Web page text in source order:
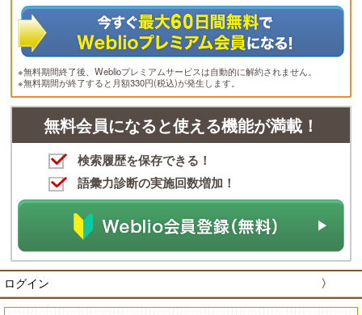
※無料期間終了後、Weblioプレミアムサービスは自動的に解約されません。
※無料期間が終了すると月額330円(税込)が発生します。
無料会員になると使える機能が満載！
検索履歴を保存できる！
語彙力診断の実施回数増加！
ログイン 〉